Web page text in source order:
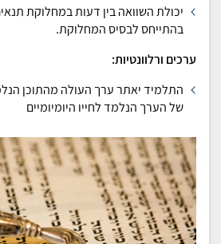
יכולת השוואה בין דעות במחלוקת
בהתייחס לבסיס המחלוקת.
ערכים ורלוונטיות:
התלמיד יאתר ערך העולה מהתוכן
של הערך הנלמד לחייו היומיומיים